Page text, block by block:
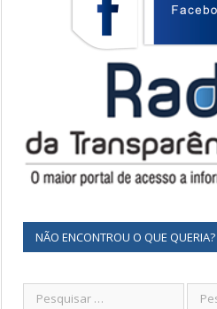
NÃO ENCONTROU O QUE QUERIA?